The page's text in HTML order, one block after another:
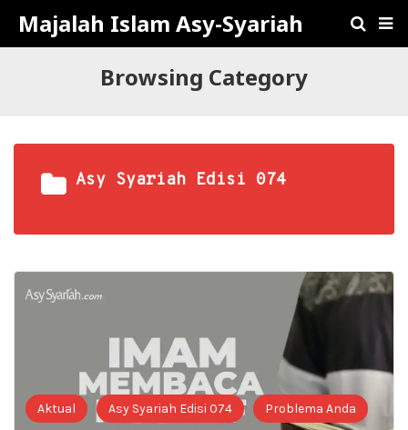
Majalah Islam Asy-Syariah
Browsing Category
Asy Syariah Edisi 074
Aktual Asy Syariah Edisi 074 Problema Anda